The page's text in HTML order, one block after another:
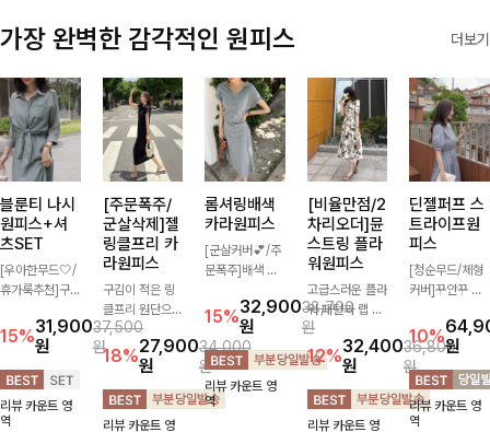
가장 완벽한 감각적인 원피스 더보기
블룬티 나시
원피스+셔
츠SET
[우아한무드🤍/
휴가룩추천]구
소재의 나시원피
스+셔츠 조합으
로 코디 걱정없
이 여성스럽고
편안하게 즐길
수 있는 아이템
15%31,900
원
37,500
원
리뷰 카운트 영
역
[주문폭주/
군살삭제]젤
링클프리 카
라원피스
구김이 적은 링
클프리 원단으로
항상 깔끔하게
착용 가능하며
일자로 떨어지는
넉넉한 핏으로
군살을 완벽히
커버해주는 원피
18%27,900
원
34,000
원
리뷰 카운트 영
롬셔링배색
카라원피스
[군살커버💕/주
문폭주]배색 카
패턴으로 캐주얼
한 무드를 더한
롱 원피스 🖤 셔
링 디테일과 쫀
쫀한 스판 소재
로 편안하면서도
15%32,900
원
38,700
원
리뷰 카운트 영
역
[비율만점/2
차리오더]뮨
스트링 플라
워원피스
고급스러운 플라
워 패턴과 랩 디
자인으로 여성스
러우면서 세련된
분위기를 더해주
며 스트링이 내
장되어있어 슬림
하게 핏을 조절
12%32,400
원
36,800
원
리뷰 카운트 영
딘젤퍼프 스
트라이프원
피스
[청순무드/체형
커버]꾸안꾸 무
볍고 산뜻한 착
용감으로 여름
내내 손이 자주
가는 원피스예
요- 은은한 스트
라이프 패턴과
10%원
리뷰 카운트 영
역